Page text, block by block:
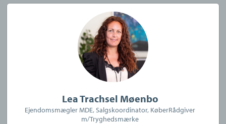
Lea Trachsel Møenbo
Ejendomsmægler MDE, Salgskoordinator, KøberRådgiver
m/Tryghedsmærke